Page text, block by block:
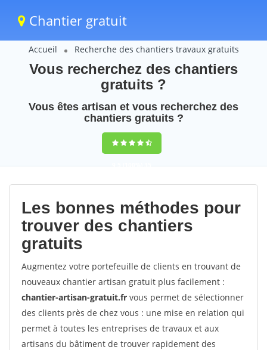
Chantier gratuit
Accueil Recherche des chantiers travaux gratuits
Vous recherchez des chantiers
gratuits ?
Vous êtes artisan et vous recherchez des
chantiers gratuits ?
9,5(100%)35
votes
Les bonnes méthodes pour
trouver des chantiers
gratuits
Augmentez votre portefeuille de clients en trouvant de
nouveaux chantier artisan gratuit plus facilement :
chantier-artisan-gratuit.fr vous permet de sélectionner
des clients près de chez vous : une mise en relation qui
permet à toutes les entreprises de travaux et aux
artisans du bâtiment de trouver rapidement des